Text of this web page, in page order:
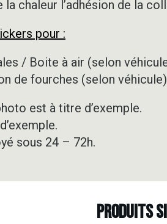
la chaleur l’adhésion de la
pour :
/ Boite à air (selon
de fourches (selon
est à titre d’exemple.
sous 24 – 72h.
Produits